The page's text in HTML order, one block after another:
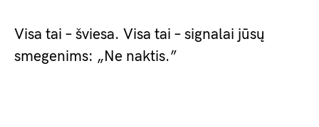
Visa tai – šviesa. Visa tai – signalai jūsų
smegenims: „Ne naktis.”